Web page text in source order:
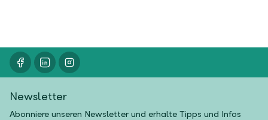
Newsletter
Abonniere unseren Newsletter und erhalte Tipps und Infos